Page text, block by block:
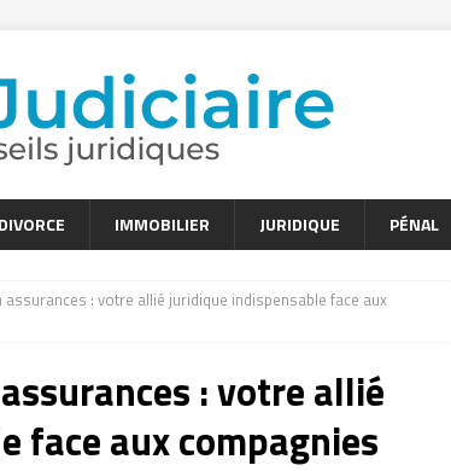
DIVORCE IMMOBILIER JURIDIQUE PÉNAL
assurances : votre allié juridique indispensable face aux
: votre allié
face aux compagnies